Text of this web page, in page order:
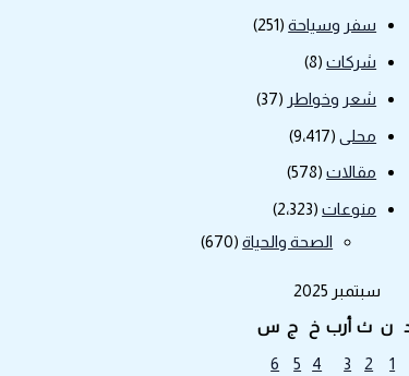
سفر وسياحة(251)
شركات(8)
شعر وخواطر (37)
محلى(9٬417)
مقالات(578)
منوعات(2٬323)
الصحة والحياة(670)
سبتمبر 2025
ن ث أرب خ ج س
1
2
3
4
5
6